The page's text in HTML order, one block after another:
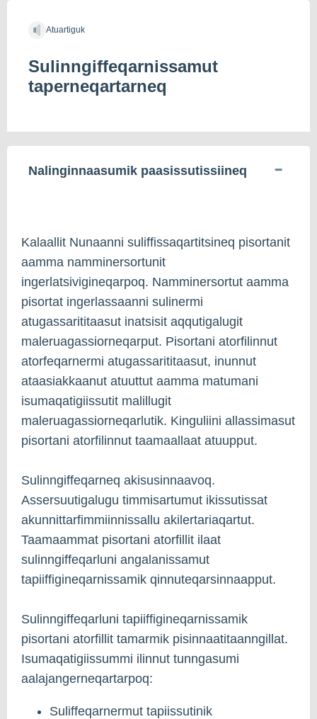
Atuartiguk
Sulinngiffeqarnissamut
taperneqartarneq
Nalinginnaasumik paasissutissiineq
Kalaallit Nunaanni suliffissaqartitsineq pisortanit
aamma namminersortunit
ingerlatsivigineqarpoq. Namminersortut aamma
pisortat ingerlassaanni sulinermi
atugassarititaasut inatsisit aqqutigalugit
maleruagassiorneqarput. Pisortani atorfilinnut
atorfeqarnermi atugassarititaasut, inunnut
ataasiakkaanut atuuttut aamma matumani
isumaqatigiissutit malillugit
maleruagassiorneqarlutik. Kinguliini allassimasut
pisortani atorfilinnut taamaallaat atuupput.
Sulinngiffeqarneq akisusinnaavoq.
Assersuutigalugu timmisartumut ikissutissat
akunnittarfimmiinnissallu akilertariaqartut.
Taamaammat pisortani atorfillit ilaat
sulinngiffeqarluni angalanissamut
tapiiffigineqarnissamik qinnuteqarsinnaapput.
Sulinngiffeqarluni tapiiffigineqarnissamik
pisortani atorfillit tamarmik pisinnaatitaanngillat.
Isumaqatigiissummi ilinnut tunngasumi
aalajangerneqartarpoq:
Suliffeqarnermut tapiissutinik